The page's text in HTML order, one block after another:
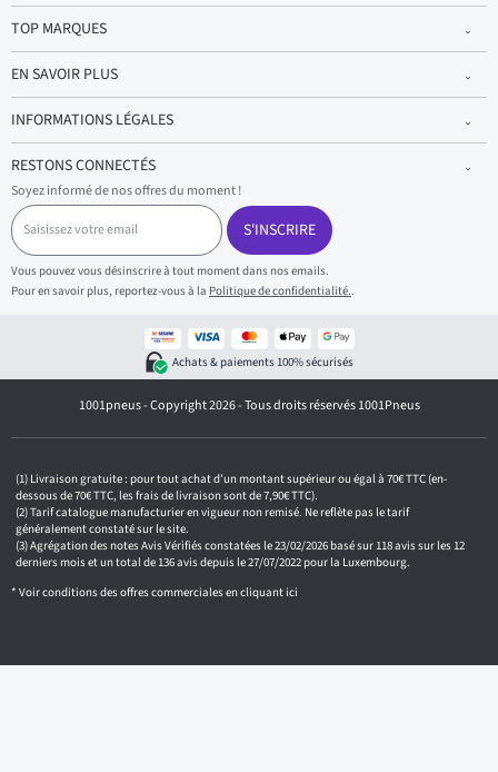
TOP MARQUES
EN SAVOIR PLUS
INFORMATIONS LÉGALES
RESTONS CONNECTÉS
Soyez informé de nos offres du moment !
S
a
i
s
i
s
e
m
a
S'INSCRIRE
Vous pouvez vous désinscrire à tout moment dans nos emails.
Pour en savoir plus, reportez-vous à la Politique de confidentialité..
Achats & paiements 100% sécurisés
1001pneus - Copyright 2026 - Tous droits réservés 1001Pneus
Livraison gratuite : pour tout achat d'un montant supérieur ou égal à 70€ TTC (en-
dessous de 70€ TTC, les frais de livraison sont de 7,90€ TTC).
Tarif catalogue manufacturier en vigueur non remisé. Ne reflète pas le tarif
généralement constaté sur le site.
Agrégation des notes Avis Vérifiés constatées le 23/02/2026 basé sur 118 avis sur les 12
derniers mois et un total de 136 avis depuis le 27/07/2022 pour la Luxembourg.
* Voir conditions des offres commerciales encliquant ici